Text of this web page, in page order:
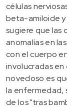
células
beta-amiloide y
sugiere que las
anomalías en
con el cuerpo
involucradas
novedoso es
la enfermedad,
de los "tras